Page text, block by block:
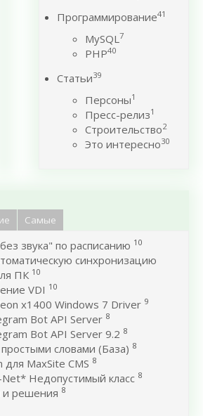
Программирование41
MySQL7
PHP40
Статьи39
Персоны1
Пресс-релиз1
Строительство2
Это интересно30
Самые
звука" по расписанию 10
синхронизацию
ПК 10
VDI 10
x1400 Windows 7 Driver 9
Bot API Server 8
Bot API Server 9.2 8
словами (База) 8
MaxSite CMS 8
Недопустимый класс 8
решения 8